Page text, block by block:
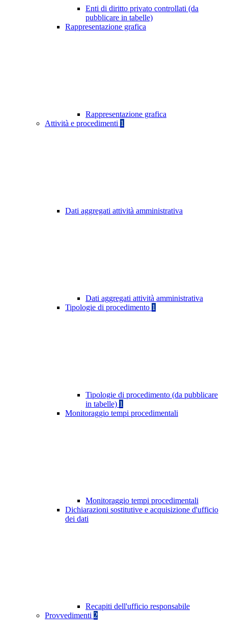
Enti di diritto privato controllati (da
pubblicare in tabelle)
Rappresentazione grafica
Rappresentazione grafica
Attività e procedimenti 1
Dati aggregati attività amministrativa
Dati aggregati attività amministrativa
Tipologie di procedimento 1
Tipologie di procedimento (da pubblicare
in tabelle) 1
Monitoraggio tempi procedimentali
Monitoraggio tempi procedimentali
Dichiarazioni sostitutive e acquisizione d'ufficio
dei dati
Recapiti dell'ufficio responsabile
Provvedimenti 2